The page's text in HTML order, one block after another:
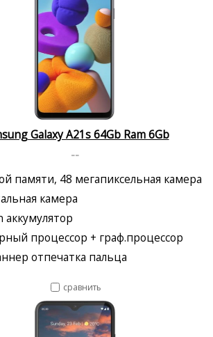
Galaxy A21s 64Gb Ram 6Gb
--
памяти, 48 мегапиксельная камера
камера
процессор + граф.процессор
отпечатка пальца
сравнить